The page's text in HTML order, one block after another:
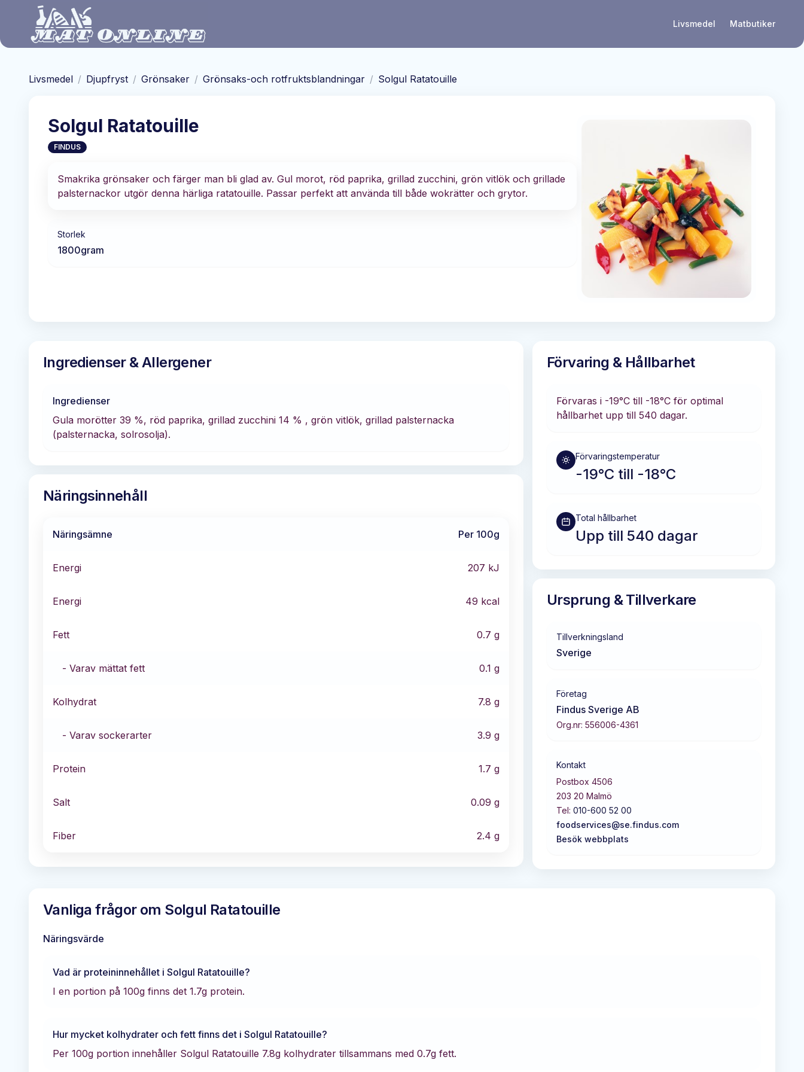
Hoppa till huvudinnehåll
Livsmedel Matbutiker
Livsmedel / Djupfryst / Grönsaker / Grönsaks-och rotfruktsblandningar / Solgul Ratatouille
Solgul Ratatouille
FINDUS
Smakrika grönsaker och färger man bli glad av. Gul morot, röd paprika, grillad zucchini, grön vitlök och grillade
palsternackor utgör denna härliga ratatouille. Passar perfekt att använda till både wokrätter och grytor.
Storlek
1800gram
Ingredienser & Allergener
Ingredienser
Gula morötter 39 %, röd paprika, grillad zucchini 14 % , grön vitlök, grillad palsternacka
(palsternacka, solrosolja).
Näringsinnehåll
Näringsämne Per 100g
Energi 207 kJ
Energi 49 kcal
Fett 0.7 g
- Varav mättat fett 0.1 g
Kolhydrat 7.8 g
- Varav sockerarter 3.9 g
Protein 1.7 g
Salt 0.09 g
Fiber 2.4 g
Förvaring & Hållbarhet
Förvaras i -19°C till -18°C för optimal
hållbarhet upp till 540 dagar.
Förvaringstemperatur
-19°C till -18°C
Total hållbarhet
Upp till 540 dagar
Ursprung & Tillverkare
Tillverkningsland
Sverige
Företag
Findus Sverige AB
Org.nr: 556006-4361
Kontakt
Postbox 4506
203 20 Malmö
Tel: 010-600 52 00
foodservices@se.findus.com
Besök webbplats
Vanliga frågor om Solgul Ratatouille
Näringsvärde
Vad är proteininnehållet i Solgul Ratatouille?
I en portion på 100g finns det 1.7g protein.
Hur mycket kolhydrater och fett finns det i Solgul Ratatouille?
Per 100g portion innehåller Solgul Ratatouille 7.8g kolhydrater tillsammans med 0.7g fett.